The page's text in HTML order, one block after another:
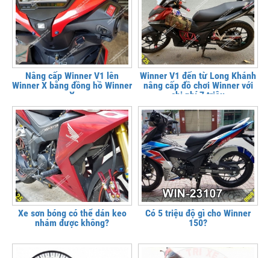
Nâng cấp Winner V1 lên
Winner X bằng đồng hồ Winner
X
Winner V1 đến từ Long Khánh
nâng cấp đồ chơi Winner với
chi phí 7 triệu
Xe sơn bóng có thể dán keo
nhám được không?
Có 5 triệu độ gì cho Winner
150?